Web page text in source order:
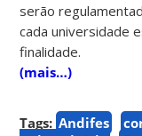
serão
cada universidade
finalidade.
(mais…)
Tags: Andifes